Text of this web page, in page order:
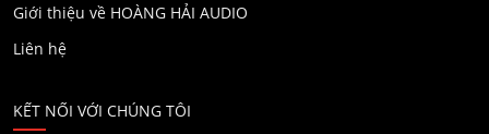
Giới thiệu về HOÀNG HẢI AUDIO
Liên hệ
KẾT NỐI VỚI CHÚNG TÔI